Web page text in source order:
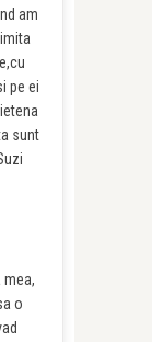
am
pe ei
sunt
o